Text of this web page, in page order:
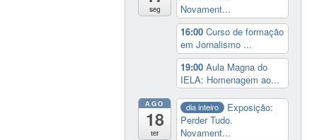
seg
Novament...
16:00Curso de formação
em Jornalismo ...
19:00Aula Magna do
IELA: Homenagem ao...
AGO
18
ter
dia inteiro
Exposição:
Perder Tudo.
Novament...